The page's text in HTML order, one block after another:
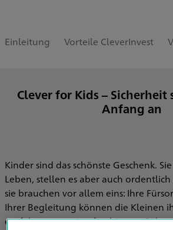
Einleitung Vorteile CleverInvest
Clever for Kids – Sicherheit
Anfang an
Kinder sind das schönste Geschenk.
Leben, stellen es aber auch
sie brauchen vor allem eins: Ihre
Ihrer Begleitung können die Kleinen
entfalten – vom Laufen bis zum